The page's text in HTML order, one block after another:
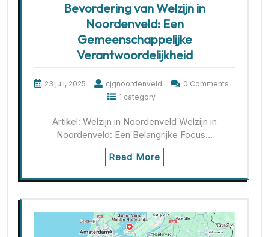
Bevordering van Welzijn in
Noordenveld: Een
Gemeenschappelijke
Verantwoordelijkheid
23 juli, 2025 cjgnoordenveld
0 Comments
1 category
Artikel: Welzijn in Noordenveld Welzijn in
Noordenveld: Een Belangrijke Focus…
Read More